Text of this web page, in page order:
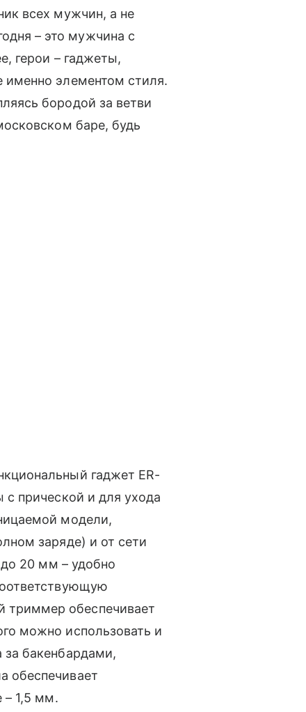
всех мужчин, а не
– это мужчина с
герои – гаджеты,
именно элементом стиля.
бородой за ветви
баре, будь
гаджет ER-
с прической и для ухода
модели,
заряде) и от сети
20 мм – удобно
триммер обеспечивает
можно использовать и
бакенбардами,
обеспечивает
– 1,5 мм.